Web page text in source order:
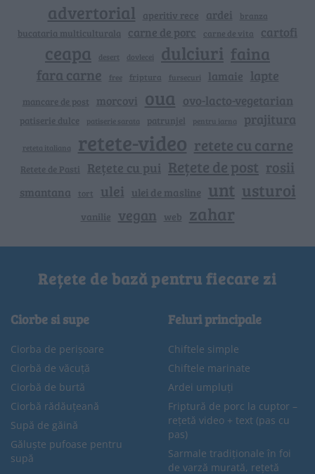
advertorial aperitiv rece ardei branza
bucataria multiculturala carne de porc carne de vita cartofi
ceapa desert dovlecei dulciuri faina
fara carne free friptura fursecuri lamaie lapte
mancare de post morcovi oua ovo-lacto-vegetarian
patiserie dulce patiserie sarata patrunjel pentru iarna prajitura
reteta italiana retete-video retete cu carne
Retete de Pasti Rețete cu pui Rețete de post rosii
smantana tort ulei ulei de masline unt usturoi
vanilie vegan web zahar
Rețete de bază pentru fiecare zi
Ciorbe si supe
Ciorba de perișoare
Ciorbă de văcuță
Ciorbă de burtă
Ciorbă rădăuțeană
Supă de găină
Găluște pufoase pentru
supă
Feluri principale
Chiftele simple
Chiftele marinate
Ardei umpluți
Friptură de porc la cuptor –
rețetă video + text (pas cu
pas)
Sarmale tradiționale în foi
de varză murată, rețetă